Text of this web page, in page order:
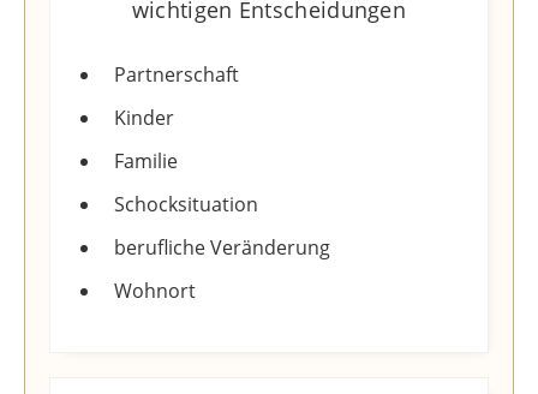
wichtigen Entscheidungen​
Partnerschaft
Kinder
Familie
Schocksituation
berufliche Veränderung
Wohnort